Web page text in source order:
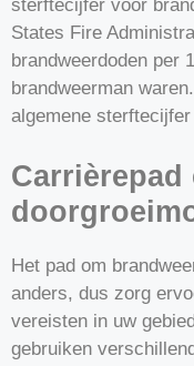
sterftecijfer voor
States Fire
brandweerdoden per
brandweerman
algemene
Carrièrepad
Het pad om
anders, dus zorg
vereisten in uw
gebruiken